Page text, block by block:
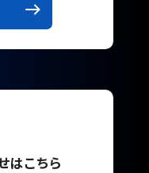
はこちら